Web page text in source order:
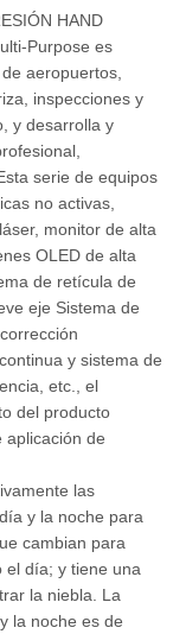
HAND
Purpose es
aeropuertos,
inspecciones y
y desarrolla y
serie de equipos
no activas,
monitor de alta
OLED de alta
de retícula de
eje Sistema de
y sistema de
etc., el
del producto
aplicación de
las
y la noche para
cambian para
el día; y tiene una
la niebla. La
la noche es de